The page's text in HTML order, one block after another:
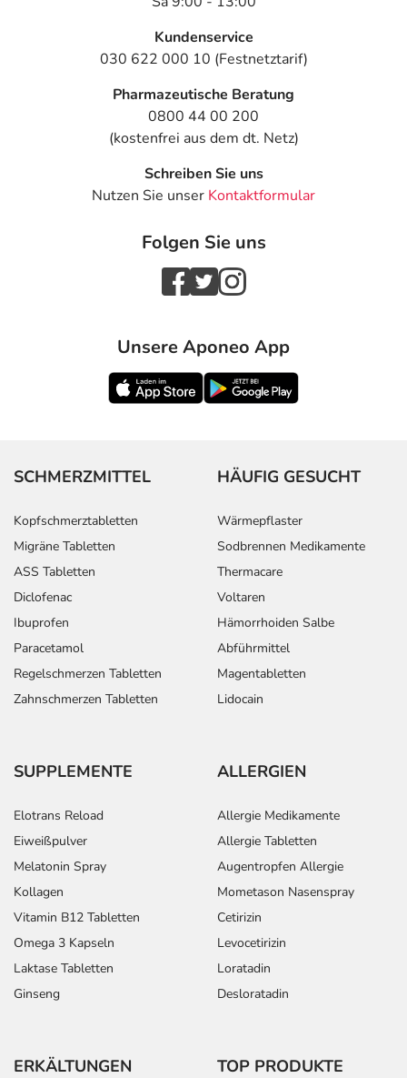
Kundenservice
030 622 000 10 (Festnetztarif)
Pharmazeutische Beratung
0800 44 00 200
(kostenfrei aus dem dt. Netz)
Schreiben Sie uns
Nutzen Sie unser Kontaktformular
Folgen Sie uns
Unsere Aponeo App
SCHMERZMITTEL
Kopfschmerztabletten
Migräne Tabletten
ASS Tabletten
Diclofenac
Ibuprofen
Paracetamol
Regelschmerzen Tabletten
Zahnschmerzen Tabletten
HÄUFIG GESUCHT
Wärmepflaster
Sodbrennen Medikamente
Thermacare
Voltaren
Hämorrhoiden Salbe
Abführmittel
Magentabletten
Lidocain
SUPPLEMENTE
Elotrans Reload
Eiweißpulver
Melatonin Spray
Kollagen
Vitamin B12 Tabletten
Omega 3 Kapseln
Laktase Tabletten
Ginseng
ALLERGIEN
Allergie Medikamente
Allergie Tabletten
Augentropfen Allergie
Mometason Nasenspray
Cetirizin
Levocetirizin
Loratadin
Desloratadin
ERKÄLTUNGEN TOP PRODUKTE